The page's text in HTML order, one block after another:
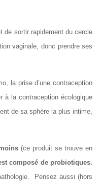
de sortir rapidement du cercle
vaginale, donc prendre ses
la prise d’une contraception
à la contraception écologique
de sa sphère la plus intime,
(ce produit se trouve en
composé de probiotiques.
Pensez aussi (hors